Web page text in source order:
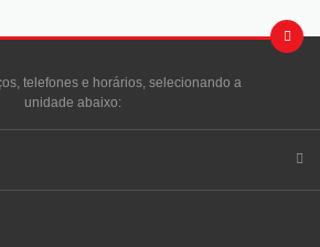
telefones e horários, selecionando a
unidade abaixo: